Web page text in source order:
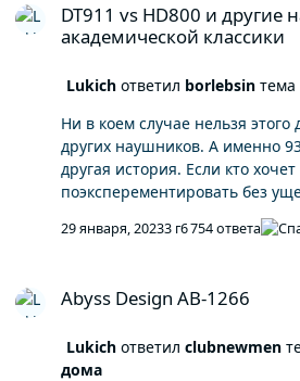
DT911 vs HD800 и другие
академической классики
Lukichответил borlebsinтема
Ни в коем случае нельзя этого делать!
других наушников. А именно
другая история. Если кто хочет
поэксперементировать без
эти демферы с бумагой с
931-х и 831-х. Коих у меня куча
29 января, 20233 г6 754 ответа
Abyss Design AB-1266
Lukichответил clubnewmen
дома